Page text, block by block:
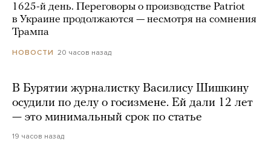
1625-й день. Переговоры о производстве Patriot
в Украине продолжаются — несмотря на сомнения
Трампа
НОВОСТИ 20 часов назад
В Бурятии журналистку Василису Шишкину
осудили по делу о госизмене. Ей дали 12 лет
— это минимальный срок по статье
19 часов назад